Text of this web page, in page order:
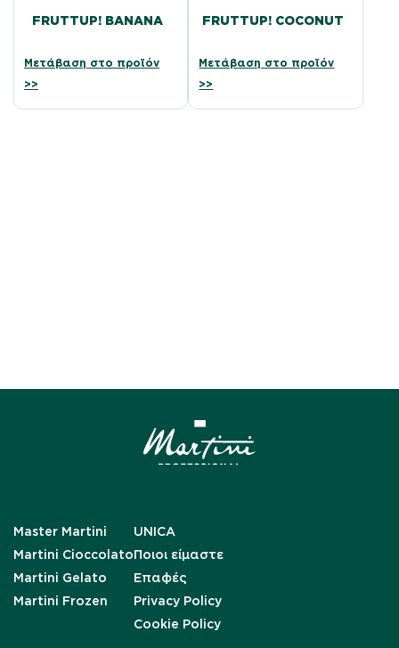
FRUTTUP! BANANA
Μετάβαση στο προϊόν
>>
FRUTTUP! COCONUT
Μετάβαση στο προϊόν
>>
Master Martini
Martini Cioccolato
Martini Gelato
Martini Frozen
UNICA
Ποιοι είμαστε
Επαφές
Privacy Policy
Cookie Policy